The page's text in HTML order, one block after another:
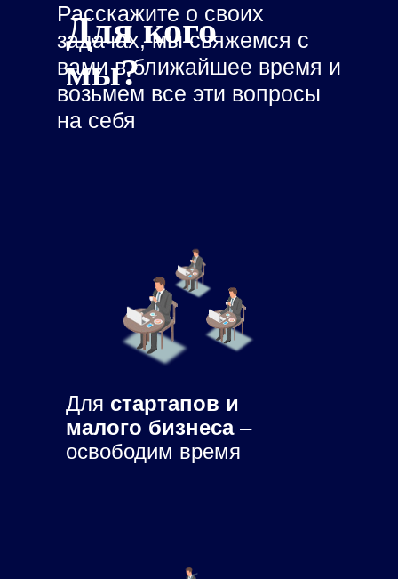
Для кого
мы?
Для стартапов и
малого бизнеса –
освободим время
Расскажите о своих
задачах, мы свяжемся с
вами в ближайшее время и
возьмем все эти вопросы
на себя